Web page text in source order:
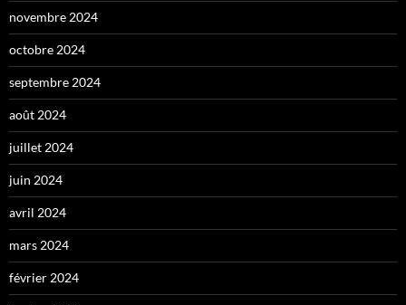
novembre 2024
octobre 2024
septembre 2024
août 2024
juillet 2024
juin 2024
avril 2024
mars 2024
février 2024